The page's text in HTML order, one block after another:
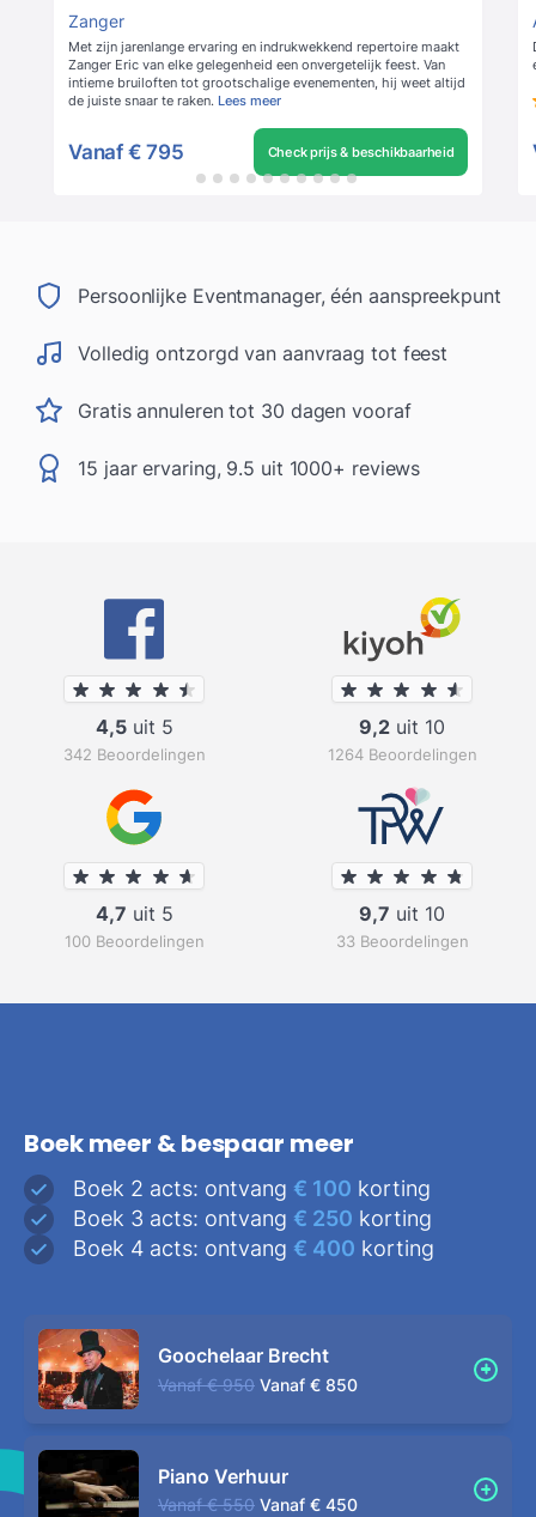
Zanger
Met zijn jarenlange ervaring en indrukwekkend repertoire maakt
Zanger Eric van elke gelegenheid een onvergetelijk feest. Van
intieme bruiloften tot grootschalige evenementen, hij weet altijd
de juiste snaar te raken. Lees meer
Vanaf € 795 Check prijs & beschikbaarheid
Persoonlijke Eventmanager, één aanspreekpunt
Volledig ontzorgd van aanvraag tot feest
Gratis annuleren tot 30 dagen vooraf
15 jaar ervaring, 9.5 uit 1000+ reviews
4,5uit 5
342 Beoordelingen
9,2 uit 10
1264 Beoordelingen
4,7 uit 5
100 Beoordelingen
9,7 uit 10
33 Beoordelingen
Boek meer & bespaar meer
Boek 2 acts: ontvang € 100 korting
Boek 3 acts: ontvang € 250 korting
Boek 4 acts: ontvang € 400 korting
Goochelaar Brecht
Vanaf € 950 Vanaf € 850
Piano Verhuur
Vanaf € 550 Vanaf € 450